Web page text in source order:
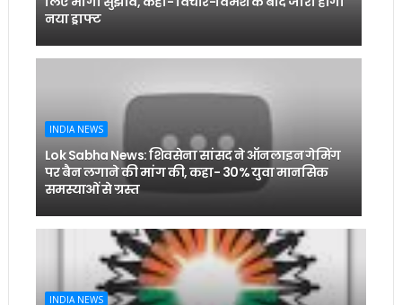
नया ड्राफ्ट
INDIA NEWS
Lok Sabha News: शिवसेना सांसद ने ऑनलाइन गेमिंग
पर बैन लगाने की मांग की, कहा- 30% युवा मानसिक
समस्याओं से ग्रस्त
INDIA NEWS